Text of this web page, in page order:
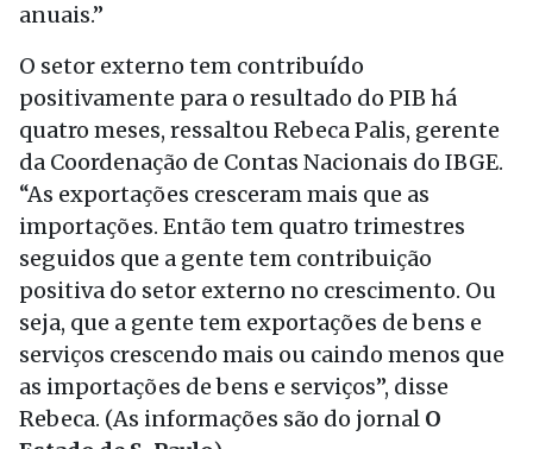
anuais.”
O setor externo tem contribuído
positivamente para o resultado do PIB há
quatro meses, ressaltou Rebeca Palis, gerente
da Coordenação de Contas Nacionais do IBGE.
“As exportações cresceram mais que as
importações. Então tem quatro trimestres
seguidos que a gente tem contribuição
positiva do setor externo no crescimento. Ou
seja, que a gente tem exportações de bens e
serviços crescendo mais ou caindo menos que
as importações de bens e serviços”, disse
Rebeca. (As informações são do jornal O